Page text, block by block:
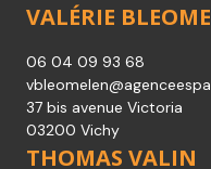
VALÉRIE
06 04 09 93 68
37 bis avenue Victoria
03200 Vichy
THOMAS VALIN